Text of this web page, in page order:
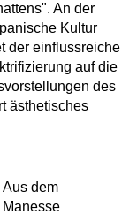
An der
Kultur
der einflussreiche
auf die
des
ästhetisches
dem